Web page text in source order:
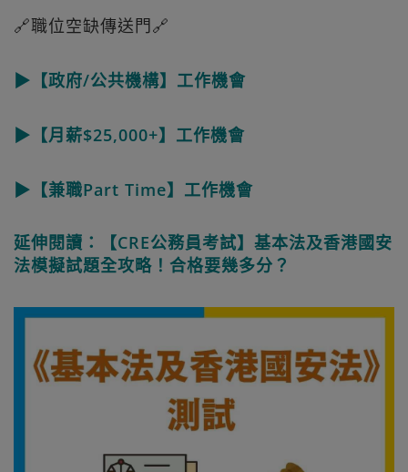
🔗職位空缺傳送門🔗
▶【政府/公共機構】工作機會
▶【月薪$25,000+】工作機會
▶【兼職Part Time】工作機會
延伸閱讀：【CRE公務員考試】基本法及香港國安
法模擬試題全攻略！合格要幾多分？